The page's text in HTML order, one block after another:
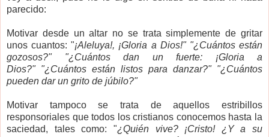
parecido:
Motivar desde un altar no se trata simplemente de gritar
unos cuantos: "¡Aleluya!, ¡Gloria a Dios!" "¿Cuántos están
gozosos?""¿Cuántos dan un fuerte: ¡Gloria a
Dios?" "¿Cuántos están listos para danzar?""¿Cuántos
pueden dar un grito de júbilo?"
Motivar tampoco se trata de aquellos estribillos
responsoriales que todos los cristianos conocemos hasta la
saciedad, tales como: "¿Quién vive? ¡Cristo! ¿Y a su